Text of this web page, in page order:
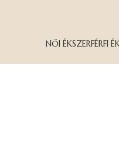
NŐI ÉKSZERFÉRFI